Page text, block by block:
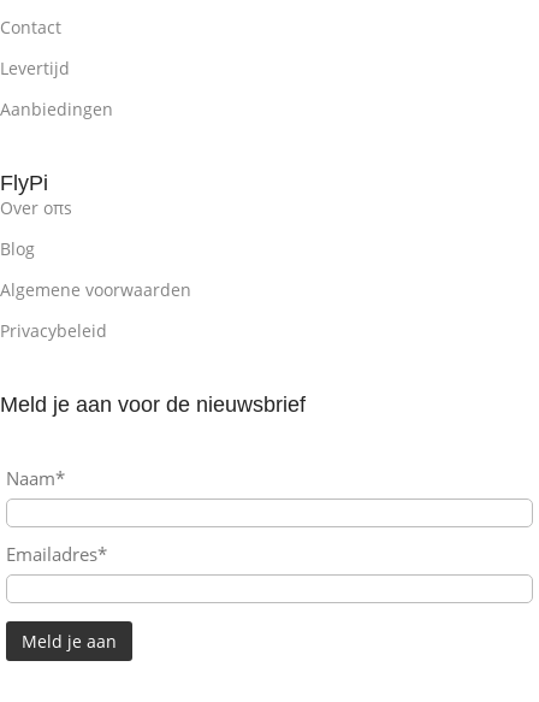
Contact
Levertijd
Aanbiedingen
FlyPi
Over oπs
Blog
Algemene voorwaarden
Privacybeleid
Meld je aan voor de nieuwsbrief
Naam*
Emailadres*